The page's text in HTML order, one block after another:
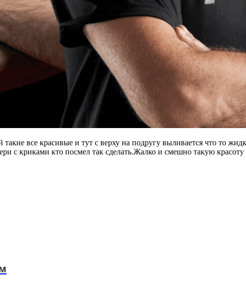
все красивые и тут с верху на подругу выливается что то
с криками кто посмел так сделать.Жалко и смешно такую